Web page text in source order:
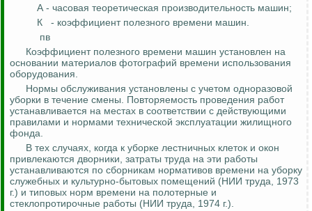
А - часовая теоретическая производительность машин;
К
- коэффициентполезного времени машин.
пв
Коэффициент полезного времени машин установлен на
основании материалов фотографий времени использования
оборудования.
Нормы обслуживания установлены с учетом одноразовой
уборки в течение смены. Повторяемость проведения работ
устанавливается на местах в соответствии с действующими
правилами и нормами технической эксплуатации жилищного
фонда.
В тех случаях, когда к уборке лестничных клеток и окон
привлекаются дворники, затраты труда на эти работы
устанавливаются по сборникам нормативов времени на уборку
служебных и культурно-бытовых помещений (НИИ труда, 1973
г.) и типовых норм времени на полотерные и
стеклопротирочные работы (НИИ труда, 1974 г.).